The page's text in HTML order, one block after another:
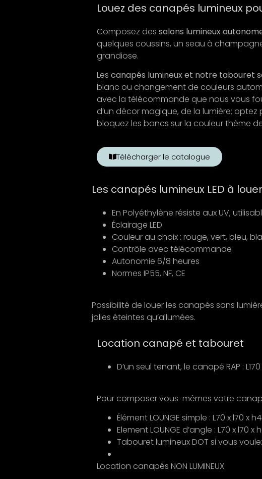
Louez des canapés lumineux
Composez des salons lumineux
quelques coussins, un seau à
grandiose.
Les canapés lumineux et notre tabouret
blanc ou changement de couleurs
avec la télécommande que nous vous
d’un décor magique, de la lumière;
bloquez les bancs sur la couleur thème
Télécharger le catalogue
Les canapés lumineux LED à louer
En Polyéthylène résiste aux UV,
Éclairage LED
Couleur au choix : rouge, vert, bleu,
Contrôle avec télécommande
Autonomie 6/8 heures
Normes IP55, NF, CE
Possibilité de louer les canapés sans
jolies éteintes qu’allumées.
Location canapé et tabouret
D’un seul tenant, le canapé RAP :
Pour composer vous-mêmes votre
Élément LOUNGE simple : L70 x l70 x
Element LOUNGE d’angle : L70 x l70 x
Tabouret lumineux DOT si vous
Location canapés NON LUMINEUX